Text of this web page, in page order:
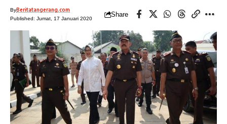
ByBeritatangerang.com
Published: Jumat, 17 Januari 2020
Share